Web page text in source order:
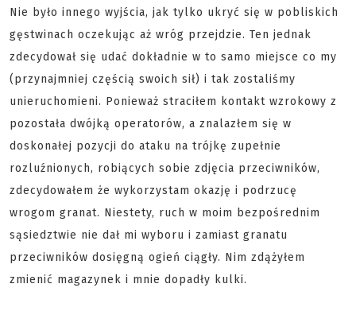
Nie było innego wyjścia, jak tylko ukryć się w pobliskich
gęstwinach oczekując aż wróg przejdzie. Ten jednak
zdecydował się udać dokładnie w to samo miejsce co my
(przynajmniej częścią swoich sił) i tak zostaliśmy
unieruchomieni. Ponieważ straciłem kontakt wzrokowy z
pozostała dwójką operatorów, a znalazłem się w
doskonałej pozycji do ataku na trójkę zupełnie
rozluźnionych, robiących sobie zdjęcia przeciwników,
zdecydowałem że wykorzystam okazję i podrzucę
wrogom granat. Niestety, ruch w moim bezpośrednim
sąsiedztwie nie dał mi wyboru i zamiast granatu
przeciwników dosięgną ogień ciągły. Nim zdążyłem
zmienić magazynek i mnie dopadły kulki.